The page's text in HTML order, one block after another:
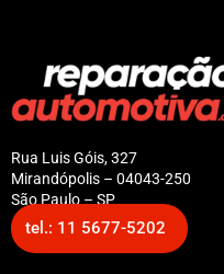
Rua Luis Góis, 327
Mirandópolis – 04043-250
São Paulo – SP
tel.: 11 5677-5202